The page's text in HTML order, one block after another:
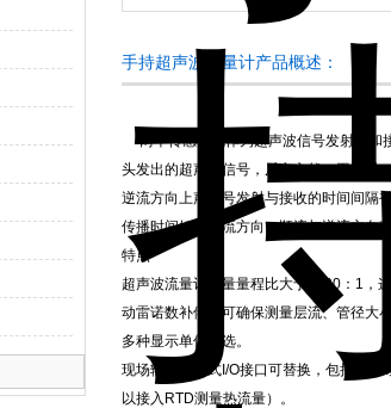
手持超声波流量计产品概述：
两个传感器既作为超声波信号发射器和
头发出的超声波信号，反之亦然。工作时
逆流方向上声信号发射与接收的时间间隔
传播时间短于逆流方向。顺流与逆流方向
特点
超声波流量计测量量程比大于4000：1，
动雷诺数补偿，可确保测量层流、管径大
多种显示单位可选。
现场输出模块式I/O接口可替换，包括
以接入RTD测量热流量）。